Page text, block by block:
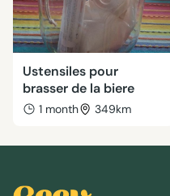
Ustensiles pour
brasser de la biere
1 month 349km